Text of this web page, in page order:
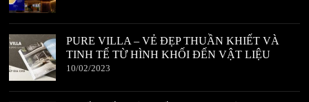
PURE VILLA – VẺ ĐẸP THUẦN KHIẾT VÀ
TINH TẾ TỪ HÌNH KHỐI ĐẾN VẬT LIỆU
10/02/2023